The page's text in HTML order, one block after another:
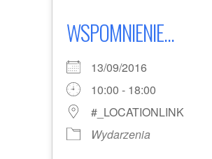
WSPOMNIENIE...
13/09/2016
10:00 - 18:00
#_LOCATIONLINK
Wydarzenia